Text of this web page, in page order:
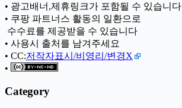
• 광고배너,제휴링크가 포함될 수 있습니다
• 쿠팡 파트너스 활동의 일환으로
ㅤ 수수료를 제공받을 수 있습니다
• 사용시 출처를 남겨주세요
• CC:저작자표시/비영리/변경X
•
Category